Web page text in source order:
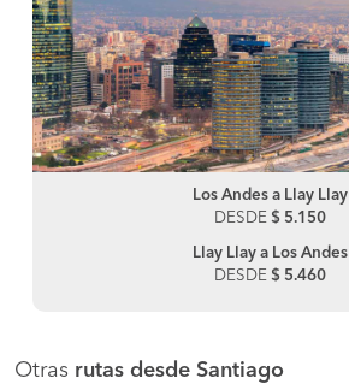
Los Andes a Llay Llay
DESDE $ 5.150
Llay Llay a Los Andes
DESDE $ 5.460
Otras rutas desde Santiago